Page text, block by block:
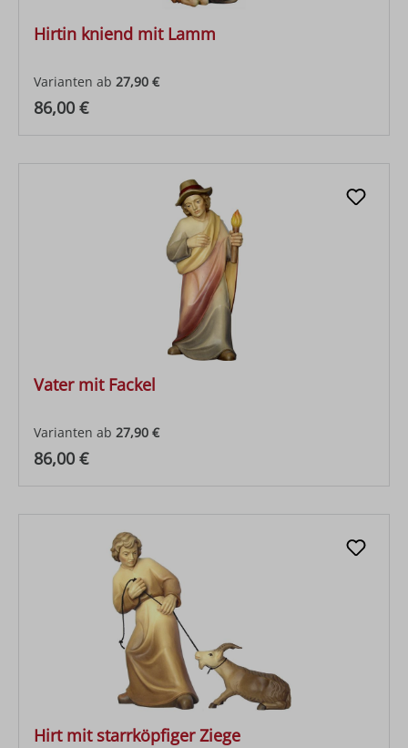
Hirtin kniend mit Lamm
Varianten ab 27,90 €
Regulärer Preis:
86,00 €
Vater mit Fackel
Varianten ab 27,90 €
Regulärer Preis:
86,00 €
Hirt mit starrköpfiger Ziege